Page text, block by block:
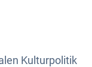
Kulturpolitik